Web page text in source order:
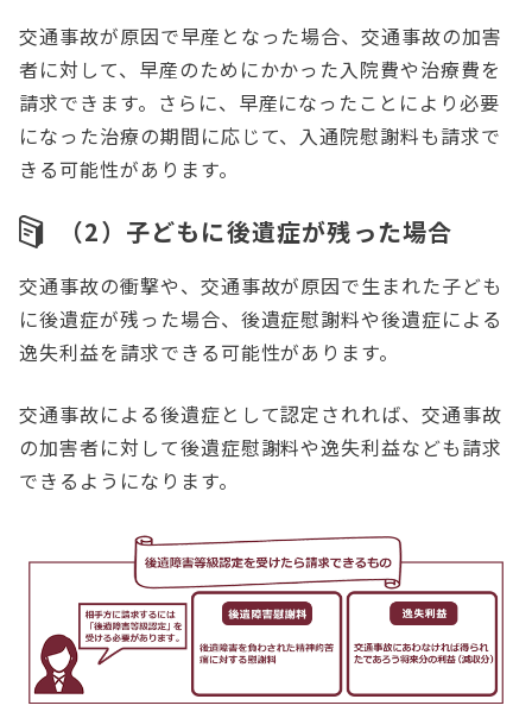
交通事故が原因で早産となった場合、交通事故の加害
者に対して、早産のためにかかった入院費や治療費を
請求できます。さらに、早産になったことにより必要
になった治療の期間に応じて、入通院慰謝料も請求で
きる可能性があります。
（2）子どもに後遺症が残った場合
交通事故の衝撃や、交通事故が原因で生まれた子ども
に後遺症が残った場合、後遺症慰謝料や後遺症による
逸失利益を請求できる可能性があります。
交通事故による後遺症として認定されれば、交通事故
の加害者に対して後遺症慰謝料や逸失利益なども請求
できるようになります。